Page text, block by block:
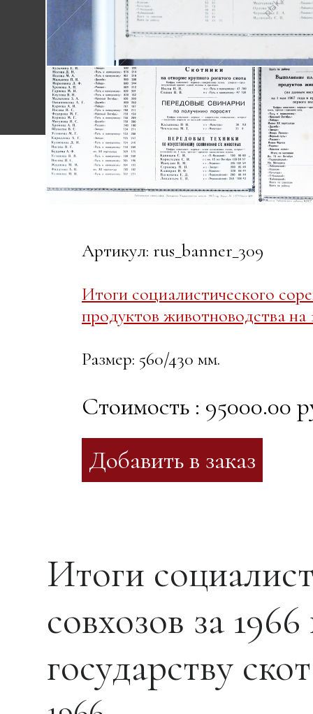
Артикул: rus_banner_309
Итоги социалистического
продуктов животноводства на
Размер: 560/430 мм.
Стоимость : 95000.00
Итоги
совхозов за
государству